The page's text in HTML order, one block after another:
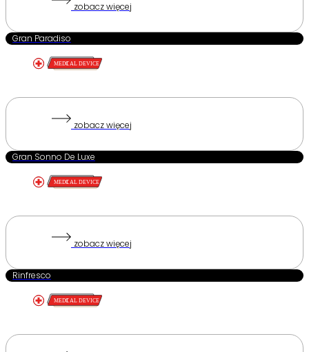
zobacz więcej
Gran Paradiso
zobacz więcej
Gran Sonno De Luxe
zobacz więcej
Rinfresco